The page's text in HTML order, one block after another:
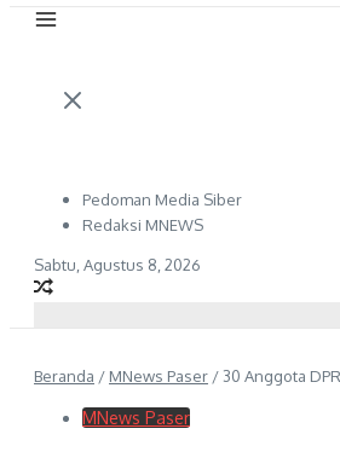
Pedoman Media Siber
Redaksi MNEWS
Sabtu, Agustus 8, 2026
Beranda / MNews Paser / 30 Anggota
MNews Paser